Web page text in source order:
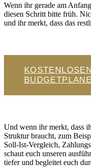
Wenn ihr gerade am
diesen Schritt bitte früh.
und ihr merkt, dass das
Und wenn ihr merkt, dass
Struktur braucht, zum
Soll-Ist-Vergleich,
schaut euch unseren
tiefer und begleitet euch